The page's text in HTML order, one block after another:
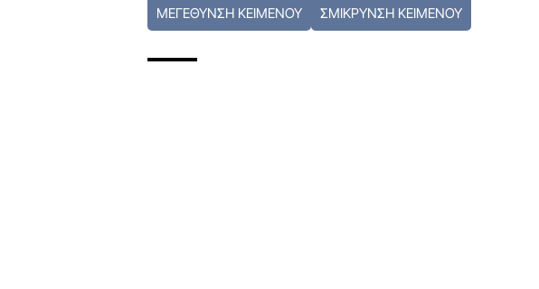
ΜΕΓΕΘΥΝΣΗ ΚΕΙΜΕΝΟΥ ΣΜΙΚΡΥΝΣΗ ΚΕΙΜΕΝΟΥ